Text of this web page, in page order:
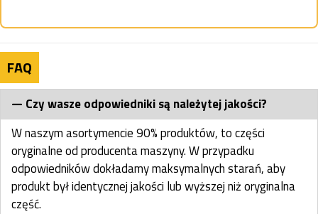
FAQ
Czy wasze odpowiedniki są należytej jakości?
W naszym asortymencie 90% produktów, to części
oryginalne od producenta maszyny. W przypadku
odpowiedników dokładamy maksymalnych starań, aby
produkt był identycznej jakości lub wyższej niż oryginalna
część.